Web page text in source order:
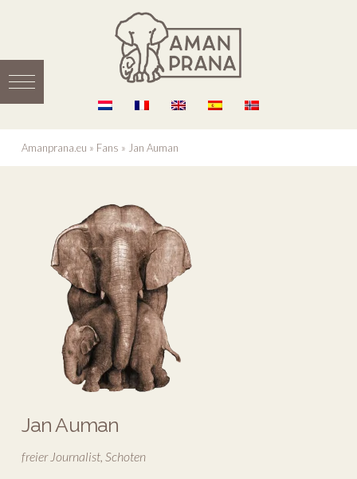
Amanprana.eu » Fans » Jan Auman
Jan Auman
freier Journalist, Schoten